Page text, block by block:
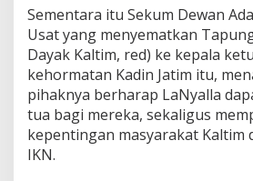
n
N
e
g
e
r
i
Sementara itu Sekum Dewan
Usat yang menyematkan
Dayak Kaltim, red) ke kepala
kehormatan Kadin Jatim itu,
pihaknya berharap LaNyalla
tua bagi mereka, sekaligus
kepentingan masyarakat Kaltim
IKN.